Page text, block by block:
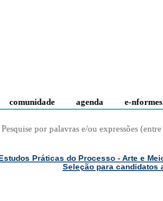
comunidade agenda e-nformes
Pesquise por palavras e/ou expressões (entre
Práticas do Processo - Arte e
Seleção para candidatos